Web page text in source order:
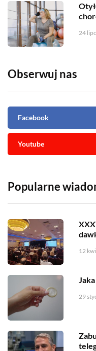
24
Obserwuj nas
Facebook
Youtube
Popularne
12
29